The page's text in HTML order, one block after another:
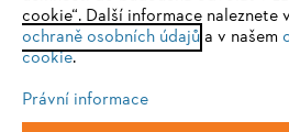
Ochrana osobních údajů Právní
eine optimale Nutzung unserer Seite
einem der folgenden Browser zu
Firefox
cookie“. Další informace naleznete
ochraně osobních údajůa v našem
cookie.
Právní informace